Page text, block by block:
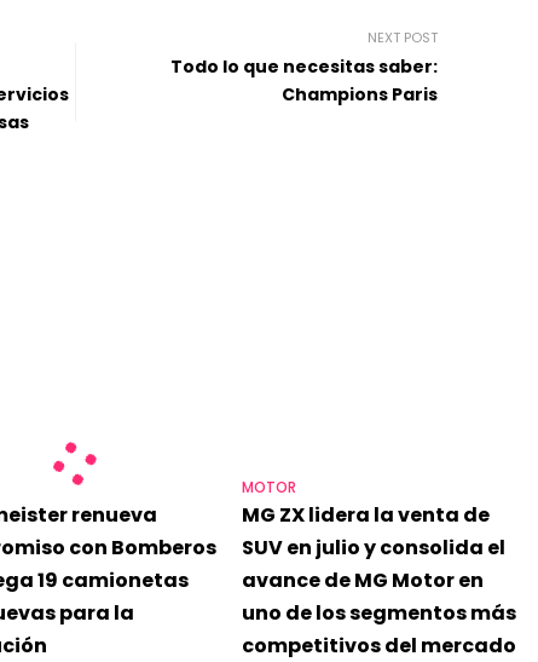
NEXT POST
Todo lo que necesitas saber:
Champions Paris
renueva
con Bomberos
19 camionetas
para la
MOTOR
MG ZX lidera la venta de
SUV en julio y consolida el
avance de MG Motor en
uno de los segmentos más
competitivos del mercado